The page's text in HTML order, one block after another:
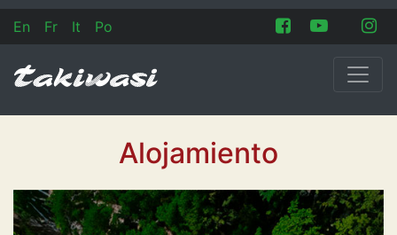
En Fr It Po
Alojamiento